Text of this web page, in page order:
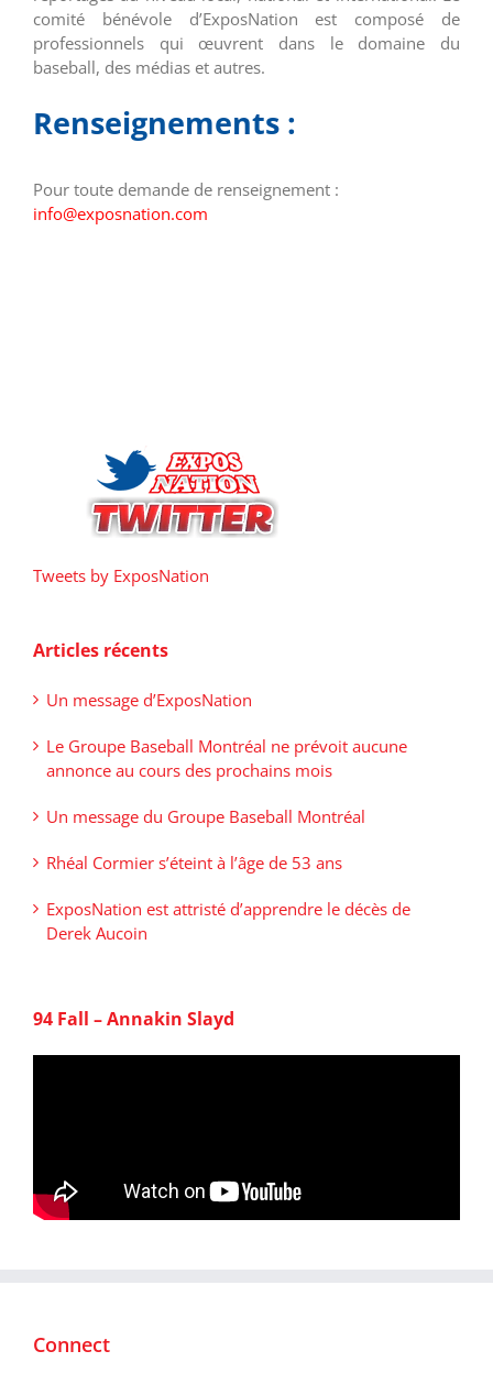
comité bénévole d’ExposNation est composé de
professionnels qui œuvrent dans le domaine du
baseball, des médias et autres.
Renseignements :
Pour toute demande de renseignement :
info@exposnation.com
Tweets by ExposNation
Articles récents
Un message d’ExposNation
Le Groupe Baseball Montréal ne prévoit aucune
annonce au cours des prochains mois
Un message du Groupe Baseball Montréal
Rhéal Cormier s’éteint à l’âge de 53 ans
ExposNation est attristé d’apprendre le décès de
Derek Aucoin
94 Fall – Annakin Slayd
Connect